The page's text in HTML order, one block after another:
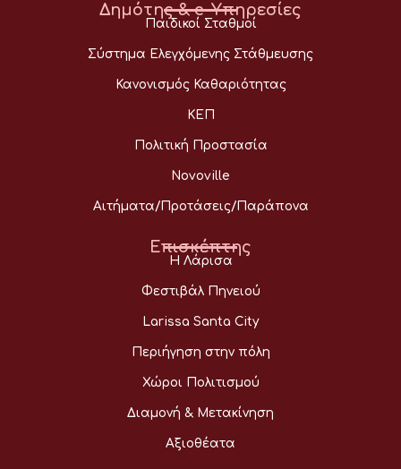
Δημότης & e-Υπηρεσίες
Παιδικοί Σταθμοί
Σύστημα Ελεγχόμενης Στάθμευσης
Κανονισμός Καθαριότητας
ΚΕΠ
Πολιτική Προστασία
Novoville
Αιτήματα/Προτάσεις/Παράπονα
Επισκέπτης
Η Λάρισα
Φεστιβάλ Πηνειού
Larissa Santa City
Περιήγηση στην πόλη
Χώροι Πολιτισμού
Διαμονή & Μετακίνηση
Αξιοθέατα